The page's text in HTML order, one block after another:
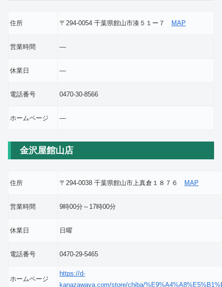
住所 〒294-0054 千葉県館山市湊５１ー７ MAP
営業時間 ―
休業日 ―
電話番号 0470-30-8566
ホームページ ―
金沢屋館山店
住所 〒294-0038 千葉県館山市上真倉１８７６ MAP
営業時間 9時00分～17時00分
休業日 日曜
電話番号 0470-29-5465
ホームページ
https://d-
kanazawaya.com/store/chiba/